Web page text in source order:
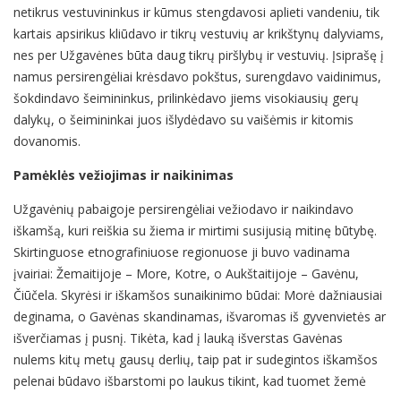
netikrus vestuvininkus ir kūmus stengdavosi aplieti vandeniu, tik
kartais apsirikus kliūdavo ir tikrų vestuvių ar krikštynų dalyviams,
nes per Užgavėnes būta daug tikrų piršlybų ir vestuvių. Įsiprašę į
namus persirengėliai krėsdavo pokštus, surengdavo vaidinimus,
šokdindavo šeimininkus, prilinkėdavo jiems visokiausių gerų
dalykų, o šeimininkai juos išlydėdavo su vaišėmis ir kitomis
dovanomis.
Pamėklės vežiojimas ir naikinimas
Užgavėnių pabaigoje persirengėliai vežiodavo ir naikindavo
iškamšą, kuri reiškia su žiema ir mirtimi susijusią mitinę būtybę.
Skirtinguose etnografiniuose regionuose ji buvo vadinama
įvairiai: Žemaitijoje – More, Kotre, o Aukštaitijoje – Gavėnu,
Čiūčela. Skyrėsi ir iškamšos sunaikinimo būdai: Morė dažniausiai
deginama, o Gavėnas skandinamas, išvaromas iš gyvenvietės ar
išverčiamas į pusnį. Tikėta, kad į lauką išverstas Gavėnas
nulems kitų metų gausų derlių, taip pat ir sudegintos iškamšos
pelenai būdavo išbarstomi po laukus tikint, kad tuomet žemė